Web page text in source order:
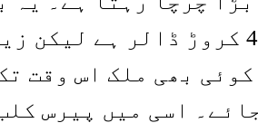
پاکستان میں قرضوں کا حجم محض 6
بھی ملک اس وقت
اسی میں پیرس